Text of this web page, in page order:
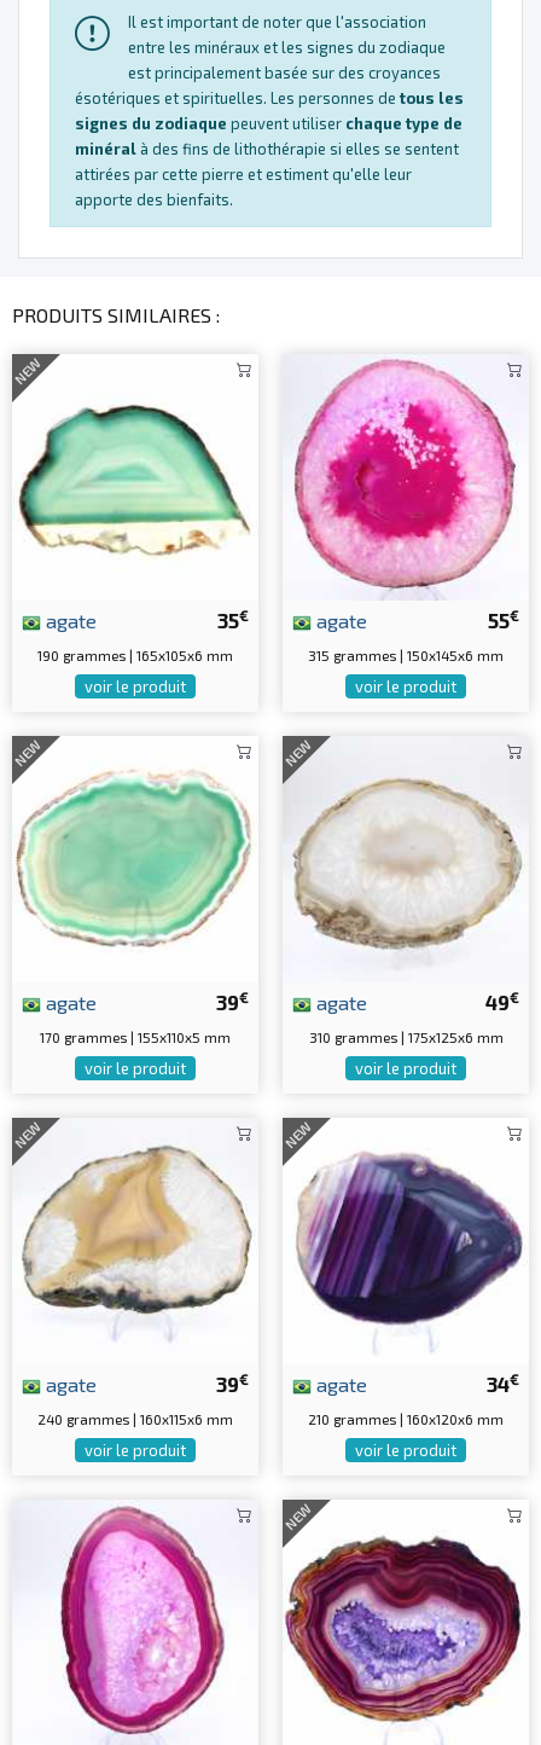
Il est important de noter que l'association
entre les minéraux et les signes du zodiaque
est principalement basée sur des croyances
ésotériques et spirituelles. Les personnes de tous les
signes du zodiaque peuvent utiliser chaque type de
minéralà des fins de lithothérapie si elles se sentent
attirées par cette pierre et estiment qu'elle leur
apporte des bienfaits.
PRODUITS SIMILAIRES :
NEW
35€
agate
190 grammes | 165x105x6 mm
voir le produit
55€
agate
315 grammes | 150x145x6 mm
voir le produit
NEW
39€
agate
170 grammes | 155x110x5 mm
voir le produit
NEW
49€
agate
310 grammes | 175x125x6 mm
voir le produit
NEW
39€
agate
240 grammes | 160x115x6 mm
voir le produit
NEW
34€
agate
210 grammes | 160x120x6 mm
voir le produit
NEW